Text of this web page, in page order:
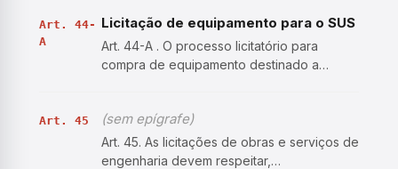
com indicação da alternativa mais
vantajosa.
Art. 44-
A
Licitação de equipamento para o SUS
Art. 44-A . O processo licitatório para
compra de equipamento destinado a
(SUS) que tenha valor superior ao previsto
no inciso II do art. 75 des…
Art. 45 (sem epígrafe)
Art. 45. As licitações de obras e serviços de
engenharia devem respeitar,